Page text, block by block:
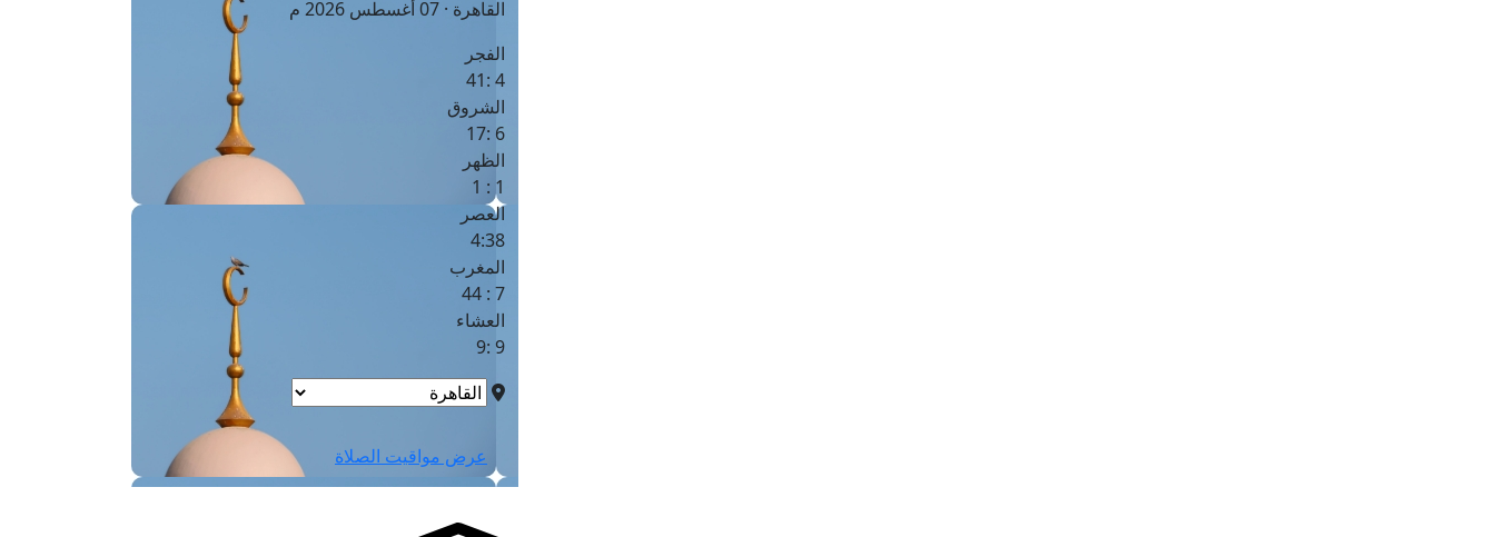
القاهرة · 07 أغسطس 2026 م
الفجر
4 :41
الشروق
6 :17
الظهر
1 : 1
العصر
4:38
المغرب
7 : 44
العشاء
9 :9
عرض مواقيت الصلاة